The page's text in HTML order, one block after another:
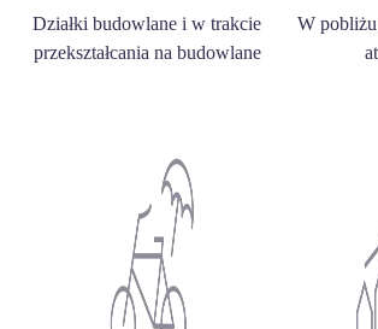
Działki budowlane i w trakcie
przekształcania na budowlane
W